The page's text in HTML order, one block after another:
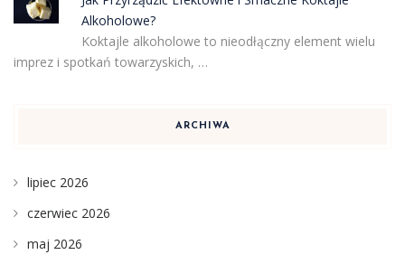
Alkoholowe?
Koktajle alkoholowe to nieodłączny element wielu
imprez i spotkań towarzyskich, …
ARCHIWA
lipiec 2026
czerwiec 2026
maj 2026